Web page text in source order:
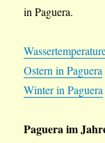
in Paguera.
Ostern in Paguera
Winter in Paguera
Paguera im